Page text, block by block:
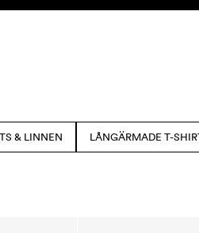
& LINNEN LÅNGÄRMADE T-